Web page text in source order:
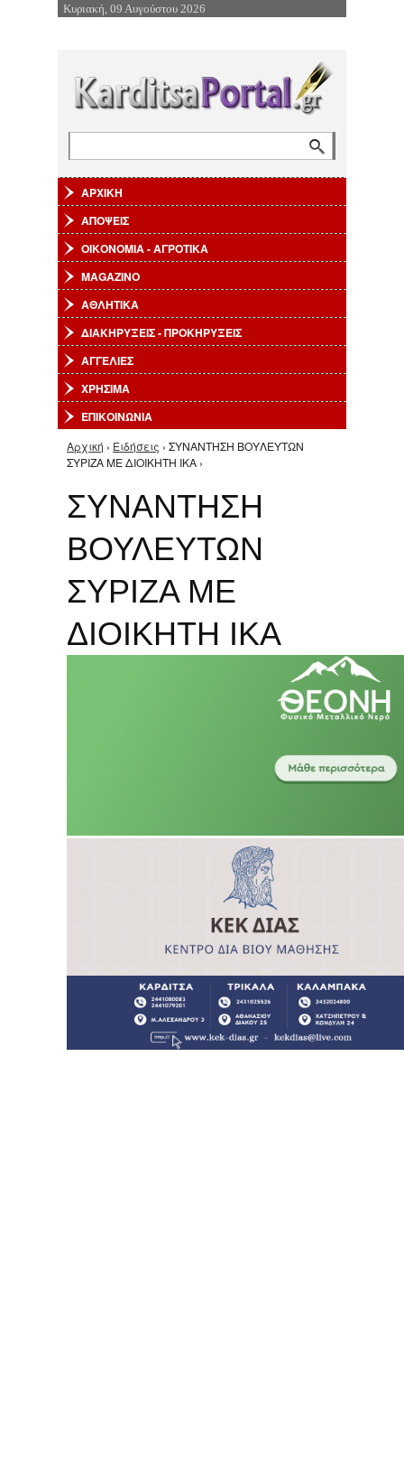
Επιστροφή στην Πλοήγηση
Κυριακή, 09 Αυγούστου 2026
ΑΡΧΙΚΗ
ΑΠΟΨΕΙΣ
ΟΙΚΟΝΟΜΙΑ - ΑΓΡΟΤΙΚΑ
MAGAZINO
ΑΘΛΗΤΙΚΑ
ΔΙΑΚΗΡΥΞΕΙΣ - ΠΡΟΚΗΡΥΞΕΙΣ
ΑΓΓΕΛΙΕΣ
ΧΡΗΣΙΜΑ
ΕΠΙΚΟΙΝΩΝΙΑ
Είστε εδώ
Αρχική › Ειδήσεις › ΣΥΝΑΝΤΗΣΗ ΒΟΥΛΕΥΤΩΝ
ΣΥΡΙΖΑ ΜΕ ΔΙΟΙΚΗΤΗ ΙΚΑ ›
ΣΥΝΑΝΤΗΣΗ
ΒΟΥΛΕΥΤΩΝ
ΣΥΡΙΖΑ ΜΕ
ΔΙΟΙΚΗΤΗ ΙΚΑ